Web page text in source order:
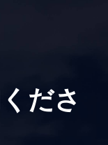
ださ